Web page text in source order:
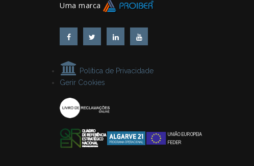
Uma marca
Política de Privacidade
Gerir Cookies